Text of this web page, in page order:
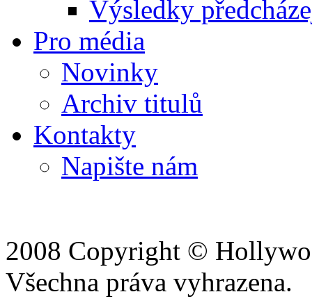
Výsledky
Pro média
Novinky
Archiv titulů
Kontakty
Napište nám
2008 Copyright ©
Všechna práva vyhrazena.